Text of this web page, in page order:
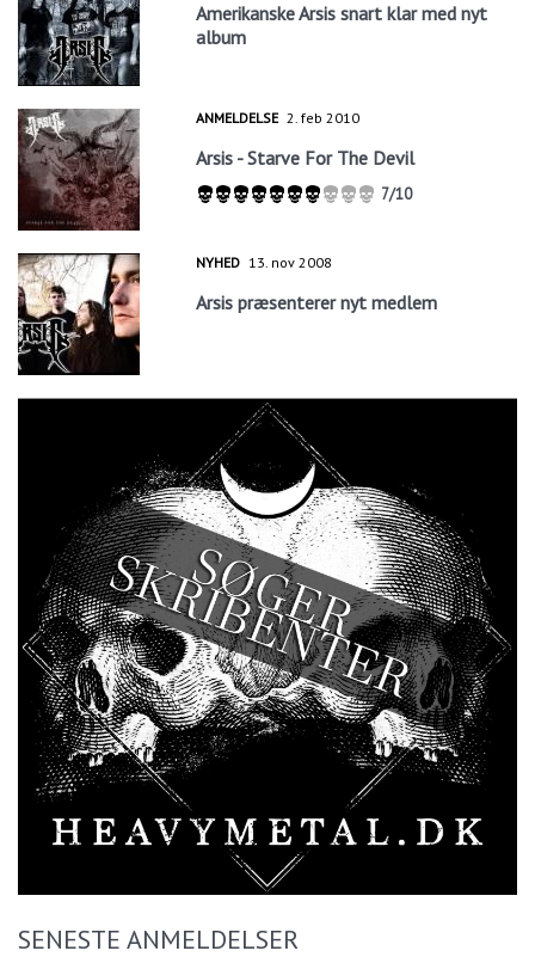
Amerikanske Arsis snart klar med nyt
album
ANMELDELSE 2. feb 2010
Arsis - Starve For The Devil
7/10
NYHED 13. nov 2008
Arsis præsenterer nyt medlem
SENESTE ANMELDELSER